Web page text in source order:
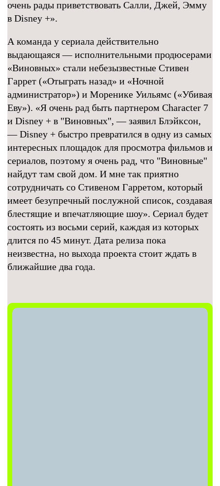
очень рады приветствовать Салли, Джей, Эмму
в Disney +».
А команда у сериала действительно
выдающаяся — исполнительными продюсерами
«Виновных» стали небезызвестные Стивен
Гаррет («Отыграть назад» и «Ночной
администратор») и Моренике Уильямс («Убивая
Еву»). «Я очень рад быть партнером Character 7
и Disney + в "Виновных", — заявил Блэйксон,
— Disney + быстро превратился в одну из самых
интересных площадок для просмотра фильмов и
сериалов, поэтому я очень рад, что "Виновные"
найдут там свой дом. И мне так приятно
сотрудничать со Стивеном Гарретом, который
имеет безупречный послужной список, создавая
блестящие и впечатляющие шоу». Сериал будет
состоять из восьми серий, каждая из которых
длится по 45 минут. Дата релиза пока
неизвестна, но выхода проекта стоит ждать в
ближайшие два года.